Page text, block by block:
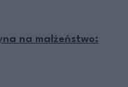
na małżeństwo: